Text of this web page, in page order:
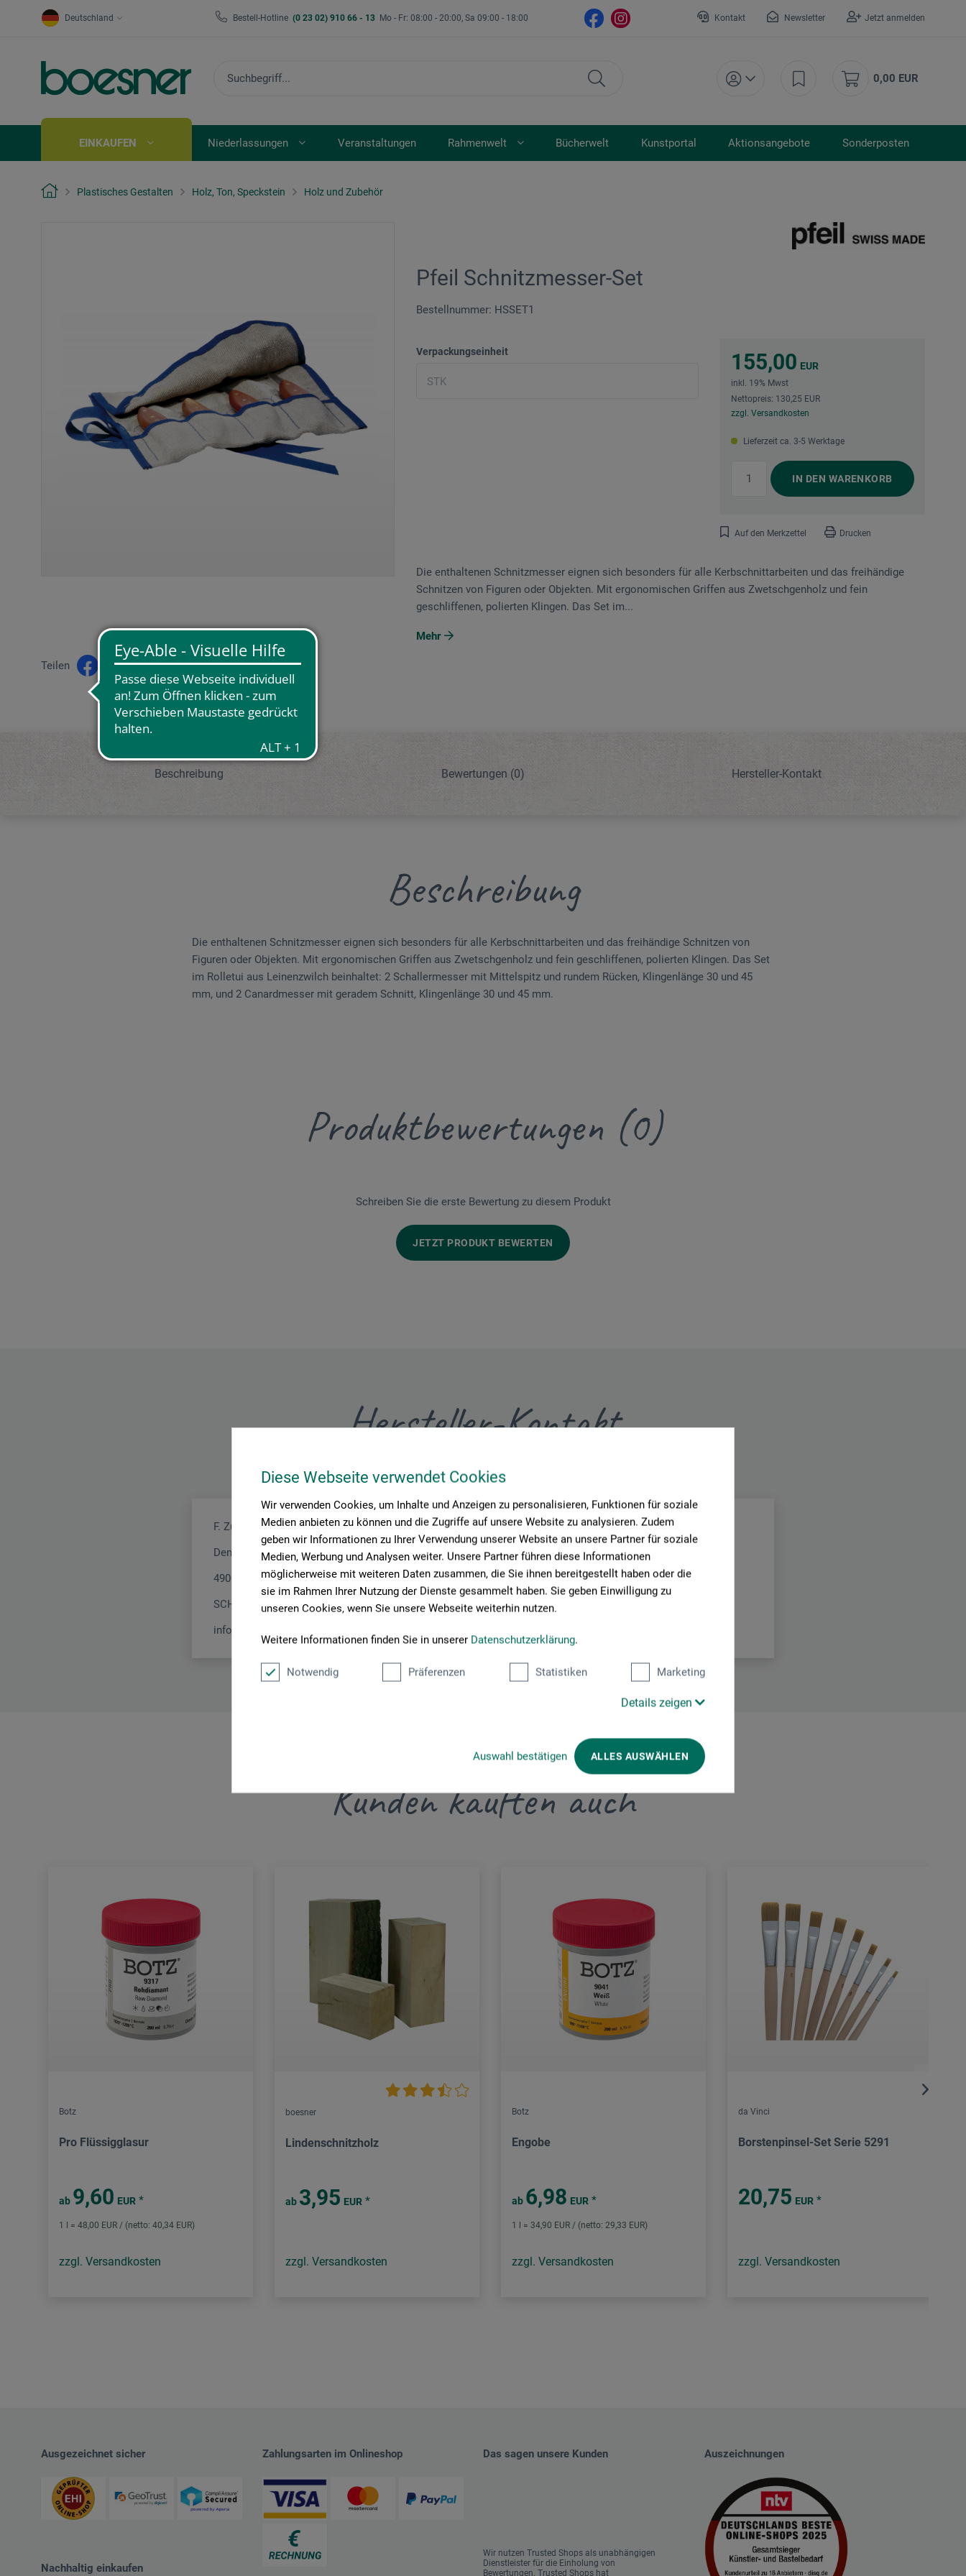
Diese Webseite verwendet Cookies
Wir verwenden Cookies, um Inhalte und Anzeigen zu personalisieren, Funktionen für soziale
Medien anbieten zu können und die Zugriffe auf unsere Website zu analysieren. Zudem
geben wir Informationen zu Ihrer Verwendung unserer Website an unsere Partner für soziale
Medien, Werbung und Analysen weiter. Unsere Partner führen diese Informationen
möglicherweise mit weiteren Daten zusammen, die Sie ihnen bereitgestellt haben oder die
sie im Rahmen Ihrer Nutzung der Dienste gesammelt haben. Sie geben Einwilligung zu
unseren Cookies, wenn Sie unsere Webseite weiterhin nutzen.
Weitere Informationen finden Sie in unserer Datenschutzerklärung.
Notwendig Präferenzen Statistiken Marketing
Details zeigen
Auswahl bestätigen ALLES AUSWÄHLEN
Deutschland Bestell-Hotline (0 23 02) 910 66 - 13 Mo - Fr: 08:00 - 20:00, Sa 09:00 - 18:00 Kontakt Newsletter Jetzt anmelden
0,00 EUR
EINKAUFEN Niederlassungen Veranstaltungen Rahmenwelt Bücherwelt Kunstportal Aktionsangebote Sonderposten
Plastisches Gestalten Holz, Ton, Speckstein Holz und Zubehör
Pfeil Schnitzmesser-Set
Bestellnummer: HSSET1
Verpackungseinheit 155,00 EUR
inkl. 19% Mwst
Nettopreis: 130,25 EUR
zzgl. Versandkosten
Lieferzeit ca. 3-5 Werktage
IN DEN WARENKORB
Auf den Merkzettel Drucken
Teilen
Die enthaltenen Schnitzmesser eignen sich besonders für alle Kerbschnittarbeiten und das freihändige
Schnitzen von Figuren oder Objekten. Mit ergonomischen Griffen aus Zwetschgenholz und fein
geschliffenen, polierten Klingen. Das Set im...
Mehr
Beschreibung Bewertungen (0) Hersteller-Kontakt
Beschreibung
Die enthaltenen Schnitzmesser eignen sich besonders für alle Kerbschnittarbeiten und das freihändige Schnitzen von
Figuren oder Objekten. Mit ergonomischen Griffen aus Zwetschgenholz und fein geschliffenen, polierten Klingen. Das Set
im Rolletui aus Leinenzwilch beinhaltet: 2 Schallermesser mit Mittelspitz und rundem Rücken, Klingenlänge 30 und 45
mm, und 2 Canardmesser mit geradem Schnitt, Klingenlänge 30 und 45 mm.
Produktbewertungen (0)
Schreiben Sie die erste Bewertung zu diesem Produkt
JETZT PRODUKT BEWERTEN
Hersteller-Kontakt
Hier finden Sie die Kontaktdaten des Herstellers zu diesem Produkt.
F. Zulauf Messerschmiede und Werkzeugfabrikations AG
Dennliweg 29
4900 Langenthal
SCHWEIZ
info@pfeiltools.com
Kunden kauften auch
Botz
Pro Flüssigglasur
ab 9,60 EUR *
1 l = 48,00 EUR / (netto: 40,34 EUR)
zzgl. Versandkosten
boesner
Lindenschnitzholz
ab 3,95 EUR *
zzgl. Versandkosten
Botz
Engobe
ab 6,98 EUR *
1 l = 34,90 EUR / (netto: 29,33 EUR)
zzgl. Versandkosten
da Vinci
Borstenpinsel-Set Serie 5291
20,75 EUR *
zzgl. Versandkosten
Ausgezeichnet sicher
Nachhaltig einkaufen
Zahlungsarten im Onlineshop Das sagen unsere Kunden
Wir nutzen Trusted Shops als unabhängigen
Dienstleister für die Einholung von
Bewertungen. Trusted Shops hat
Auszeichnungen